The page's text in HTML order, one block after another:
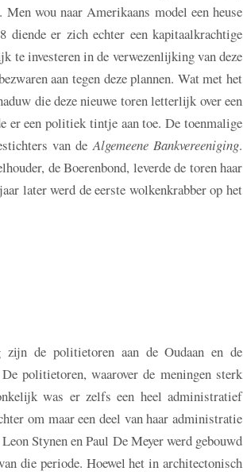
wou naar Amerikaans model een heuse
diende er zich echter een kapitaalkrachtige
te investeren in de verwezenlijking van deze
aan tegen deze plannen. Wat met het
die deze nieuwe toren letterlijk over een
er een politiek tintje aan toe. De toenmalige
van deAlgemeene Bankvereeniging.
de Boerenbond, leverde de toren haar
later werd de eerste wolkenkrabber op het
zijn de politietoren aan de Oudaan en de
politietoren, waarover de meningen sterk
was er zelfs een heel administratief
om maar een deel van haar administratie
Stynen en Paul De Meyer werd gebouwd
die periode. Hoewel het in architectonisch